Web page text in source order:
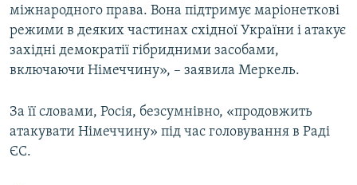
міжнародного права. Вона підтримує маріонеткові
режими в деяких частинах східної України і атакує
західні демократії гібридними засобами,
включаючи Німеччину», – заявила Меркель.
За її словами, Росія, безсумнівно, «продовжить
атакувати Німеччину» під час головування в Раді
ЄС.